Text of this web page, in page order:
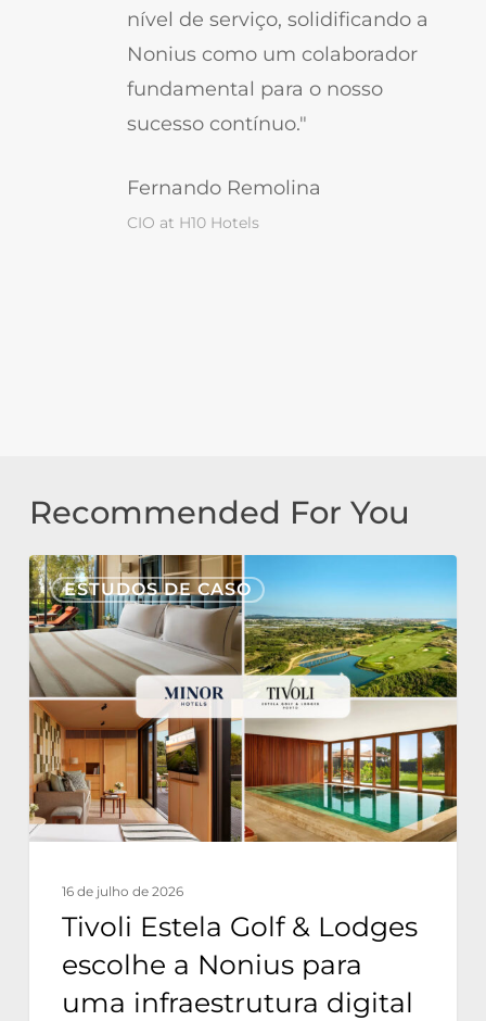
nível de serviço, solidificando a
Nonius como um colaborador
fundamental para o nosso
sucesso contínuo."
Fernando Remolina
CIO at H10 Hotels
Recommended For You
ESTUDOS DE CASO
Tivoli
Estela
Golf
&
Lodges
escolhe
a
Nonius
para
digital
totalmente
integrada
16 de julho de 2026
Tivoli Estela Golf & Lodges
escolhe a Nonius para
uma infraestrutura digital